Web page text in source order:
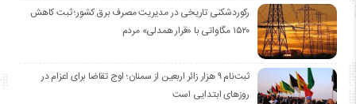
رکوردشکنی تاریخی در مدیریت مصرف برق کشور؛ ثبت کاهش
۱۵۲۰ مگاواتی با «قرار همدلی» مردم
ثبت‌نام ۹ هزار زائر اربعین از سمنان؛ اوج تقاضا برای اعزام در
روزهای ابتدایی است